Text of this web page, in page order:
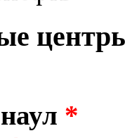
*